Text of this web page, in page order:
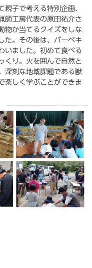
親子で考える特別企画、
師工房代表の原田祐介さ
物か当てるクイズをしな
た。その後は、バーベキ
いました。初めて食べる
くり。火を囲んで自然と
深刻な地域課題である獣
楽しく学ぶことができま